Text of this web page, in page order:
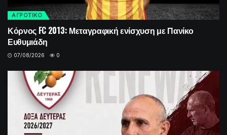
ΑΓΡΟΤΙΚΟ
Κόρνος FC 2013: Μεταγραφική ενίσχυση με Πανίκο
Ευθυμιάδη
07/08/2026 0